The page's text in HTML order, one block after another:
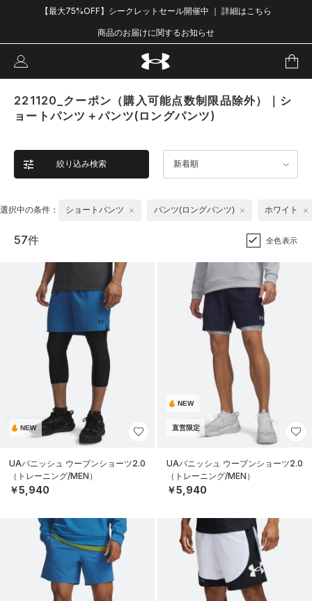
【最大75%OFF】シークレットセール開催中 ｜ 詳細はこちら
商品のお届けに関するお知らせ
221120_クーポン（購入可能点数制限品除外）｜シ
ョートパンツ＋パンツ(ロングパンツ)
絞り込み検索 新着順
選択中の条件： ショートパンツ パンツ(ロングパンツ) ホワイト
57件 全色表示
NEW
UAバニッシュ ウーブンショーツ2.0
（トレーニング/MEN）
￥5,940
NEW
直営限定
UAバニッシュ ウーブンショーツ2.0
（トレーニング/MEN）
￥5,940